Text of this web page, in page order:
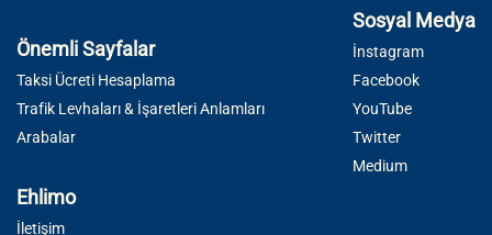
Önemli Sayfalar
Taksi Ücreti Hesaplama
Trafik Levhaları & İşaretleri Anlamları
Arabalar
Sosyal Medya
İnstagram
Facebook
YouTube
Twitter
Medium
Ehlimo
İletişim